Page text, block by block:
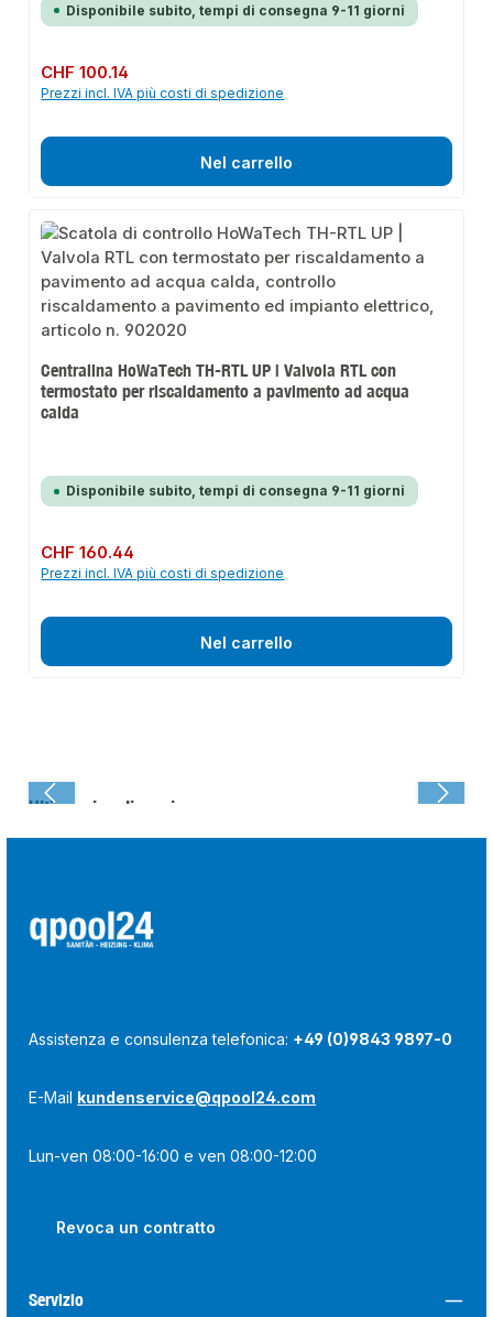
Disponibile subito, tempi di consegna 9-11 giorni
Prezzo normale:
CHF 100.14
Prezzi incl. IVA più costi di spedizione
Nel carrello
Centralina HoWaTech TH-RTL UP | Valvola RTL con
termostato per riscaldamento a pavimento ad acqua
calda
Disponibile subito, tempi di consegna 9-11 giorni
Prezzo normale:
CHF 160.44
Prezzi incl. IVA più costi di spedizione
Nel carrello
Ultima visualizzazione:
Assistenza e consulenza telefonica: +49 (0)9843 9897-0
E-Mail kundenservice@qpool24.com
Lun-ven 08:00-16:00 e ven 08:00-12:00
Revoca un contratto
Servizio